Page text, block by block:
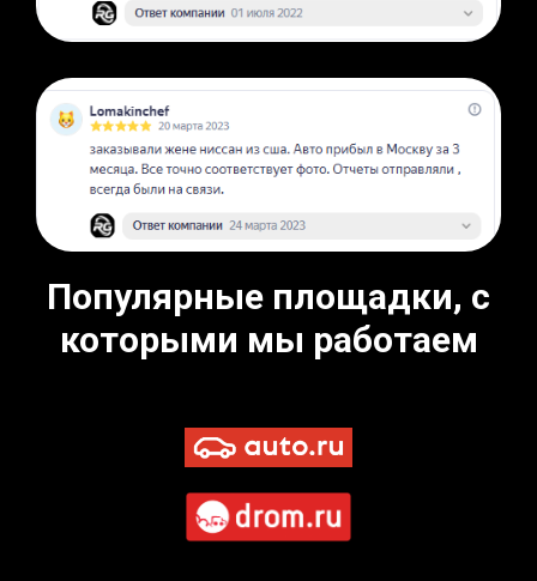
Популярные площадки, с
которыми мы работаем